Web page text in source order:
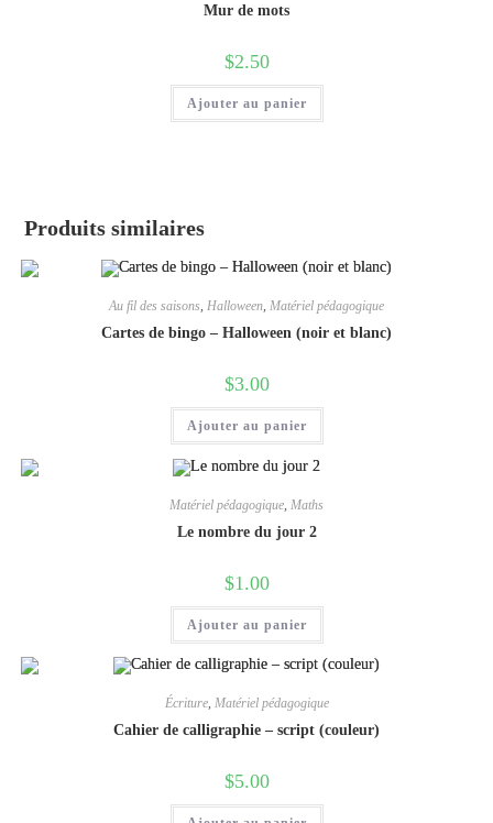
Mur de mots
$2.50
Ajouter au panier
Produits similaires
Au fil des saisons, Halloween, Matériel pédagogique
Cartes de bingo – Halloween (noir et blanc)
$3.00
Ajouter au panier
Matériel pédagogique Maths
Le nombre du jour 2
$1.00
Ajouter au panier
Écriture, Matériel pédagogique
Cahier de calligraphie – script (couleur)
$5.00